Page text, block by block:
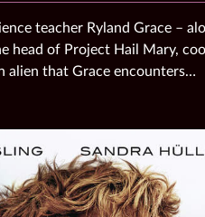
teacher Ryland Grace –
head of Project Hail Mary,
alien that Grace encounters…